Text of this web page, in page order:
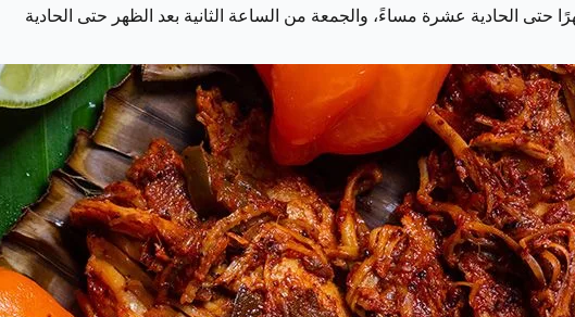
الحادية عشرة مساءً، والجمعة من الساعة الثانية بعد الظهر حتى الحادية